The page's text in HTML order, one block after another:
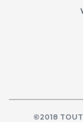
©2018 TOUT